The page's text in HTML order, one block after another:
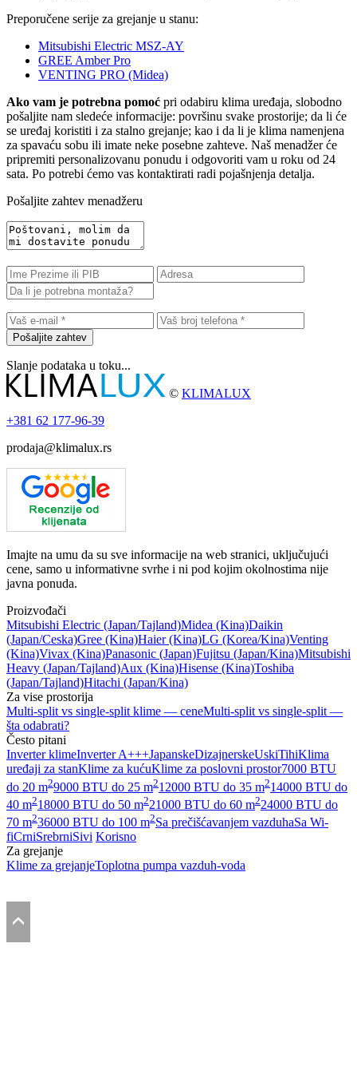
Preporučene serije za grejanje u stanu:
Mitsubishi Electric MSZ-AY
GREE Amber Pro
VENTING PRO (Midea)
Ako vam je potrebna pomoć pri odabiru klima uređaja, slobodno
pošaljite nam sledeće informacije: površinu svake prostorije; da li će
se uređaj koristiti i za stalno grejanje; kao i da li je klima namenjena
za spavaću sobu ili imate neke posebne zahteve. Naš menadžer će
pripremiti personalizovanu ponudu i odgovoriti vam u roku od 24
sata. Po potrebi ćemo vas kontaktirati radi pojašnjenja detalja.
Pošaljite zahtev menadžeru
Pošaljite zahtev
Slanje podataka u toku...
© KLIMALUX
+381 62 177-96-39
prodaja@klimalux.rs
Imajte na umu da su sve informacije na web stranici, uključujući
cene, samo u informativne svrhe i ni pod kojim okolnostima nije
javna ponuda.
Proizvođači
Mitsubishi Electric (Japan/Tajland)Midea (Kina)Daikin
(Japan/Ceska)Gree (Kina)Haier (Kina)LG (Korea/Kina)Venting
(Kina)Vivax (Kina)Panasonic (Japan)Fujitsu (Japan/Kina)Mitsubishi
Heavy (Japan/Tajland)Aux (Kina)Hisense (Kina)Toshiba
(Japan/Tajland)Hitachi (Japan/Kina)
Za vise prostorija
Multi-split vs single-split klime — ceneMulti-split vs single-split —
šta odabrati?
Često pitani
Inverter klimeInverter A+++JapanskeDizajnerskeUskiTihiKlima
uređaji za stanKlime za kućuKlime za poslovni prostor7000 BTU
do 20 m29000 BTU do 25 m212000 BTU do 35 m214000 BTU do
40 m218000 BTU do 50 m221000 BTU do 60 m224000 BTU do
70 m236000 BTU do 100 m2Sa prečišćavanjem vazduhaSa Wi-
fiCrniSrebrniSivi Korisno
Za grejanje
Klime za grejanjeToplotna pumpa vazduh-voda